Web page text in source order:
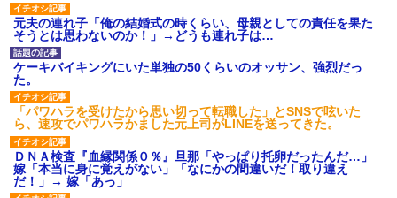
【衝撃】報酬100万円超の治験
募集がこちらｗｗｗｗｗ(※画像
あり)
【ネット騒然】惨殺されたタ
ワマン頂き女子のこの動画、す
げえええええｗｗｗｗｗｗｗｗ
ｗｗｗ
【愕然】白のクラウン俺氏、
高速道路左車線を制限速度で走
った結果wwwwwwwwwwww
百年の恋12-899 食べた量を
張り合ってくる
【悲報】佐藤輝明・・・２軍
元夫の連れ子「俺の結婚式の時くらい、母親としての責任を果た
そうとは思わないのか！」→どうも連れ子は…
ケーキバイキングにいた単独の50くらいのオッサン、強烈だっ
た。
「パワハラを受けたから思い切って転職した」とSNSで呟いた
ら、速攻でパワハラかました元上司がLINEを送ってきた。
ＤＮＡ検査『血縁関係０％』旦那「やっぱり托卵だったんだ…」
嫁「本当に身に覚えがない」「なにかの間違いだ！取り違え
だ！」→ 嫁「あっ」